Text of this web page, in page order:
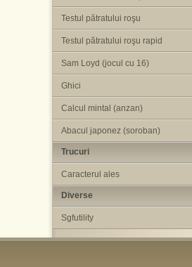
Testul pătratului roşu
Testul pătratului roşu rapid
Sam Loyd (jocul cu 16)
Ghici
Calcul mintal (anzan)
Abacul japonez (soroban)
Trucuri
Caracterul ales
Diverse
Sgfutility